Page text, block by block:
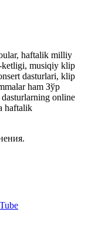
haftalik milliy
ketligi, musiqiy klip
dasturlari, klip
ham Зўр
online
haftalik